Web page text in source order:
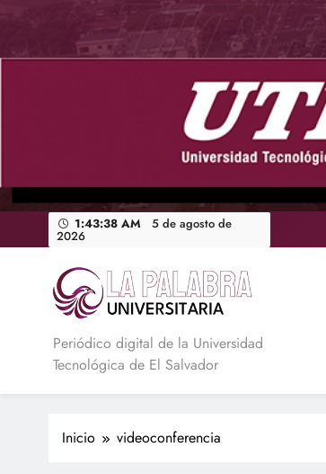
contenido
1:43:39 AM 5 de agosto de
2026
La Palabra Universitaria
Periódico digital de la Universidad
Tecnológica de El Salvador
Inicio videoconferencia